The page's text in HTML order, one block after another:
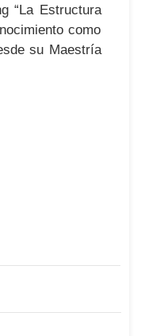
“La Estructura
como
su Maestría